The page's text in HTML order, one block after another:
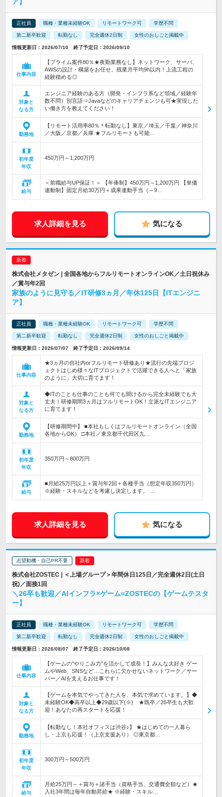
正社員 職種・業種未経験OK リモートワーク可 学歴不問
第二新卒歓迎 転勤なし 完全週休2日制 女性のおしごと掲載中
情報更新日：2026/07/10 終了予定日：2026/09/10
仕事内容
【プライム案件80％★夜勤業務なし】ネットワーク、サーバ、
AWSの設計・構築をお任せ。残業月平均9h以内！上流工程の
経験積める◎
対象と
なる方
エンジニア経験のある方（開発・インフラ系など領域／経験年
数不問）別言語⇒Javaなどのキャリアチェンジも可★実現した
い働き方を教えてください！
勤務地
【リモート活用率80％＊転勤なし】東京／埼玉／千葉／神奈川
／大阪／京都／兵庫 ★フルリモートも可能…
初年度
年収
450万円～1,200万円
給与
＜前職給与UP保証！＞ 【年俸制】450万円～1,200万円 【単価
連動制】固定月給30万円＋成果連動手当（～9…
求人詳細を見る 気になる
株式会社メタゼン | 全国各地からフルリモートオンラインOK／土日祝休み
／賞与年2回
家族のように見守る／IT研修3ヵ月／年休125日【ITエンジニ
ア】
正社員 職種・業種未経験OK リモートワーク可 学歴不問
第二新卒歓迎 転勤なし 完全週休2日制 女性のおしごと掲載中
情報更新日：2026/07/07 終了予定日：2026/09/14
仕事内容
★3ヵ月の自社内orフルリモート研修あり★流行の先端プロジ
ェクトはじめ様々なITプロジェクトで活躍できる人へと「家族
のように」大切に育てます！
対象と
なる方
◆ITのことも仕事のことも何でも聞けるから完全未経験でも大
丈夫！研修期間3ヵ月はフルリモートOK！立派なITエンジニア
に育てます！
勤務地
【研修期間中】 ■本社もしくはフルリモートオンライン（全国
各地からOK） □本社／東京都千代田区九…
初年度
年収
350万円～800万円
給与
■月給25万円以上＋賞与年2回＋各種手当（想定年収350万円）
※経験・スキルなどを考慮し決定します。 …
求人詳細を見る 気になる
志望動機・自己PR不要
株式会社ZOSTEC | ＜上場グループ＞年間休日125日／完全週休2日(土日
祝)／面接1回
＼26卒も歓迎／AIインフラ×ゲーム=ZOSTECの【ゲームテスタ
ー】
正社員 職種・業種未経験OK リモートワーク可 学歴不問
第二新卒歓迎 転勤なし 完全週休2日制 女性のおしごと掲載中
情報更新日：2026/08/07 終了予定日：2026/10/08
仕事内容
【ゲームの"やりこみ力"を活かして成長！】みんな大好き ゲー
ムやWeb、SNSなど…これらに欠かせないネットワーク／サー
バー／AIを支えるお仕事です！
対象と
なる方
【ゲームを本気でやってきた人を、本気で求めています。】◆
未経験OK◆高卒以上◆29歳以下(※) ★既卒／26卒生も大歓
迎！あなたの再スタートを応援！
勤務地
【転勤なし！本社オフィスは渋谷♪】 ★はじめての一人暮ら
し・上京も応援！（上京支援あり） ◎東京都…
初年度
年収
300万円～500万円
給与
月給25万円～＋賞与＋諸手当（資格手当、交通費全額など）★
入社3年間は毎年自動昇給★ ※経験・スキル…